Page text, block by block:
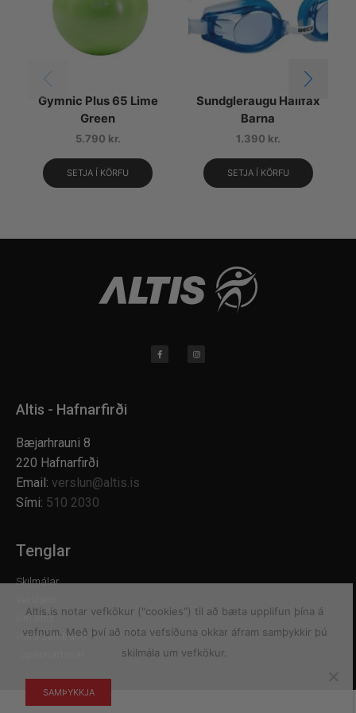
Gymnic Plus 65 Lime
Green
5.790 kr.
SETJA Í KÖRFU
Sundgleraugu Halifax
Barna
1.390 kr.
SETJA Í KÖRFU
Altis - Hafnarfirði
Bæjarhrauni 8
220 Hafnarfirði
Email: verslun@altis.is
Sími: 510 2030
Tenglar
Skilmálar
Um Altis
Hafa samband
Altis.is notar vefkökur ("cookies") til að bæta upplifun þína á
vefnum. Með því að nota vefsíðuna okkar áfram samþykkir þú
skilmála um vefkökur.
SAMÞYKKJA